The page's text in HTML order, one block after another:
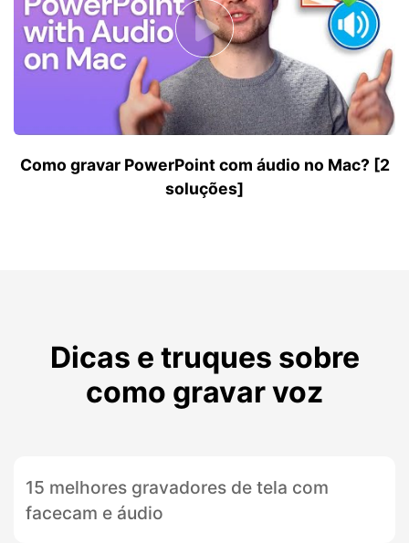
Como gravar PowerPoint com áudio no Mac? [2
soluções]
Dicas e truques sobre
como gravar voz
15 melhores gravadores de tela com
facecam e áudio